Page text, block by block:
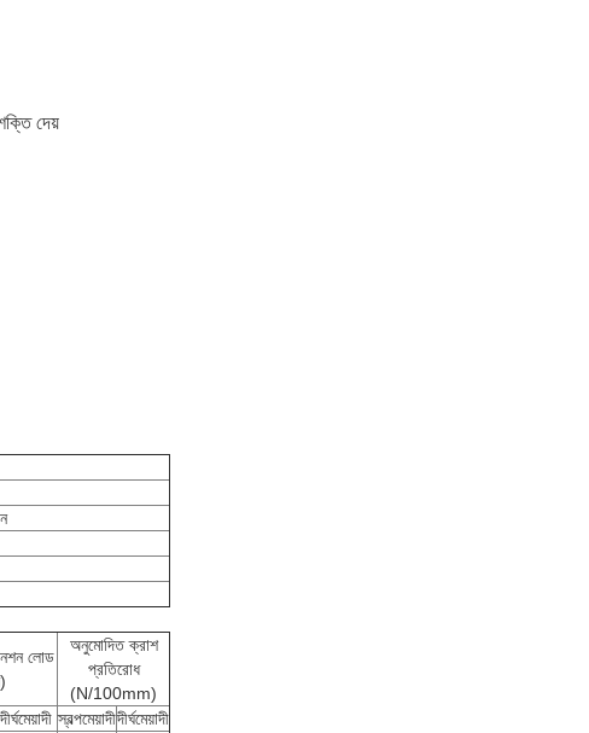
দেয়
লোড
অনুমোদিত ক্রাশ
প্রতিরোধ
(N/100mm)
দীর্ঘমেয়াদী স্বল্পমেয়াদীদীর্ঘমেয়াদী